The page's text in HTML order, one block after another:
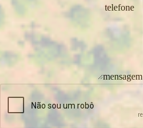
telefone
mensagem